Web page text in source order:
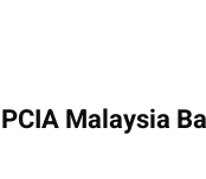
Malaysia